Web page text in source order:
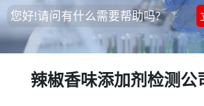
您好!请问有什么需要帮助吗?
辣椒香味添加剂检测公